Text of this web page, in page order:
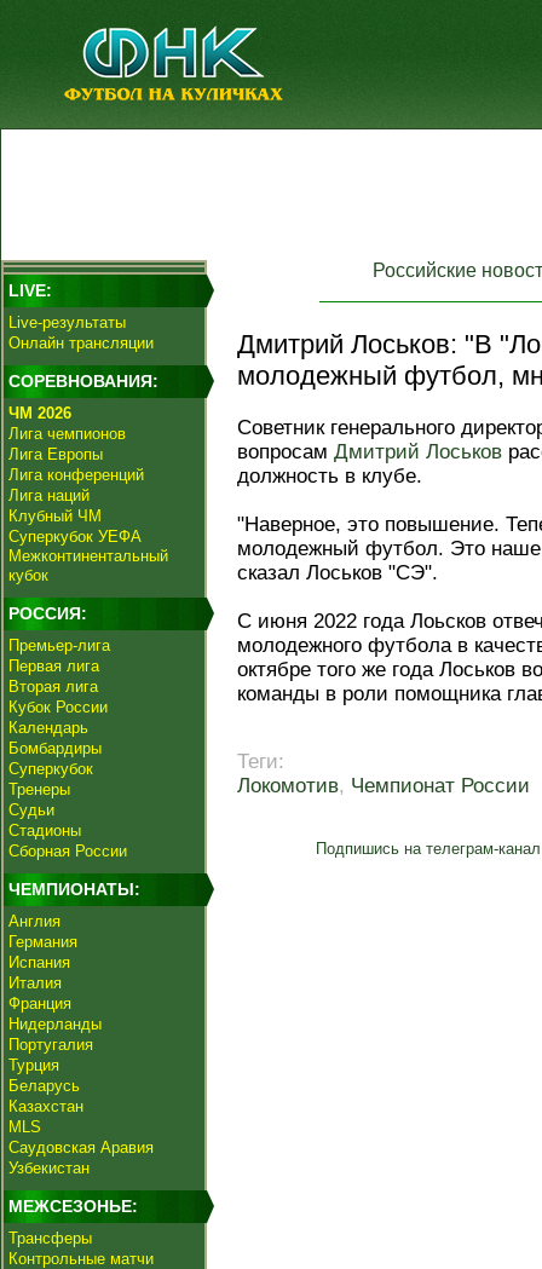
LIVE:
Live-результаты
Онлайн трансляции
СОРЕВНОВАНИЯ:
ЧМ 2026
Лига чемпионов
Лига Европы
Лига конференций
Лига наций
Клубный ЧМ
Суперкубок УЕФА
Межконтинентальный
кубок
РОССИЯ:
Премьер-лига
Первая лига
Вторая лига
Кубок России
Календарь
Бомбардиры
Суперкубок
Тренеры
Судьи
Стадионы
Сборная России
ЧЕМПИОНАТЫ:
Англия
Германия
Испания
Италия
Франция
Нидерланды
Португалия
Турция
Беларусь
Казахстан
MLS
Саудовская Аравия
Узбекистан
МЕЖСЕЗОНЬЕ:
Трансферы
Контрольные матчи
Российские
Дмитрий Лоськов: "В
молодежный футбол,
Советник генерального
вопросам Дмитрий Лоськов
должность в клубе.
"Наверное, это повышение.
молодежный футбол. Это
сказал Лоськов "СЭ".
С июня 2022 года Лоьсков
молодежного футбола в
октябре того же года Лоськов
команды в роли помощника
Теги:
Локомотив, Чемпионат России
Подпишись на телеграм-